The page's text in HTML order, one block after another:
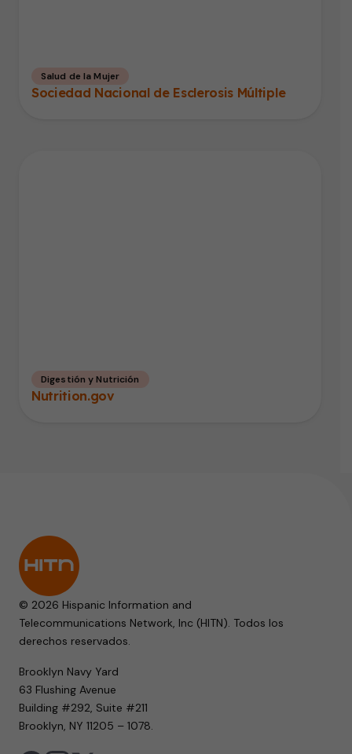
Salud de la Mujer
Sociedad Nacional de Esclerosis Múltiple
Digestión y Nutrición
Nutrition.gov
© 2026 Hispanic Information and
Telecommunications Network, Inc (HITN). Todos los
derechos reservados.
Brooklyn Navy Yard
63 Flushing Avenue
Building #292, Suite #211
Brooklyn, NY 11205 – 1078.